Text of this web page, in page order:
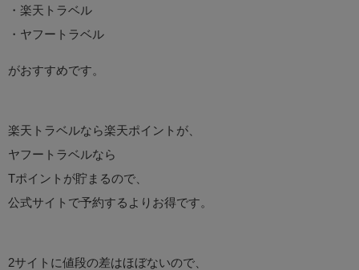
・楽天トラベル
・ヤフートラベル
がおすすめです。
楽天トラベルなら楽天ポイントが、
ヤフートラベルなら
Tポイントが貯まるので、
公式サイトで予約するよりお得です。
2サイトに値段の差はほぼないので、